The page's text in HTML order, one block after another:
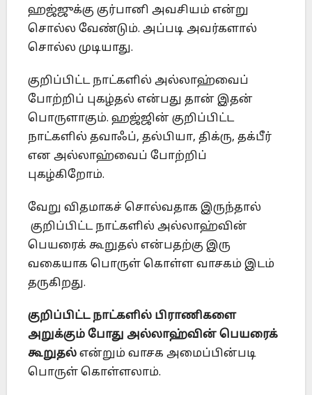
ஹஜ்ஜுக்கு குர்பானி ‎அவசியம் என்று
சொல்ல வேண்டும். அப்படி அவர்களால்
சொல்ல ‎முடியாது.‎
குறிப்பிட்ட நாட்களில் அல்லாஹ்வைப்
போற்றிப் புகழ்தல் என்பது தான் இதன்
பொருளாகும். ஹஜ்ஜின் குறிப்பிட்ட
நாட்களில் தவாஃப், தல்பியா, திக்ரு, தக்பீர்
என அல்லாஹ்வைப் போற்றிப்
புகழ்கிறோம்.
வேறு விதமாகச் சொல்வதாக இருந்தால்
குறிப்பிட்ட நாட்களில் அல்லாஹ்வின்
பெயரைக் கூறுதல் என்பதற்கு இரு
வகையாக பொருள் கொள்ள வாசகம் இடம்
தருகிறது.
குறிப்பிட்ட நாட்களில் பிராணிகளை
அறுக்கும் போது அல்லாஹ்வின் பெயரைக்
கூறுதல் என்றும் வாசக அமைப்பின்படி
பொருள் கொள்ளலாம்.